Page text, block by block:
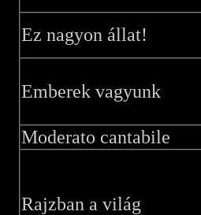
Ez nagyon állat!
Emberek vagyunk
Moderato cantabile
Rajzban a világ